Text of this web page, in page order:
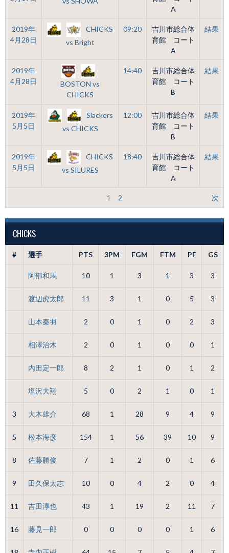
A
2019年
4月28日
CHICKS
vs Bright
09:20
吉川市総合体
育館 コート
A
結果
2019年
4月28日
BOSTON vs
CHICKS
14:40
吉川市総合体
育館 コート
B
結果
2019年
5月5日
Slackers
vs CHICKS
12:00
吉川市総合体
育館 コート
B
結果
2019年
5月5日
CHICKS
vs SILURES
18:40
吉川市総合体
育館 コート
A
結果
1 2 次
CHICKS
# 選手 PTS 3PM FGM FTM PF GS
阿部和馬 10 1 3 1 3 3
渡辺虎太郎 11 3 1 0 5 3
山本秦羽 2 0 1 0 2 3
相澤治木 2 0 1 0 0 1
内田定一郎 8 2 1 0 1 2
塩沢大翔 5 0 2 1 0 1
3 大木雄介 68 1 28 9 4 9
5 松本海彦 154 1 56 39 10 9
8 佐藤勝俊 7 1 2 0 1 6
9 田久保太志 10 0 4 2 0 4
11 吉田淳也 43 1 19 2 11 7
16 藤見一郎 0 0 0 0 1 6